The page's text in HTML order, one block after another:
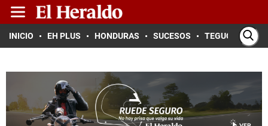
INICIO EH PLUS HONDURAS SUCESOS TEGUCIGALPA